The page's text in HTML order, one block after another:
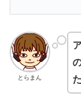
とらまん